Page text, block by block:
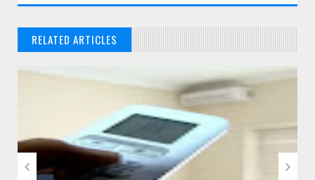
RELATED ARTICLES
 